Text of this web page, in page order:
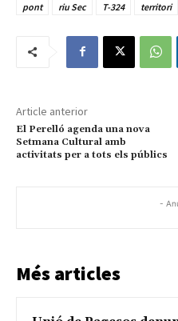
pont riu Sec T-324 territori
Article anterior
El Perelló agenda una nova
Setmana Cultural amb
activitats per a tots els públics
-
Més articles